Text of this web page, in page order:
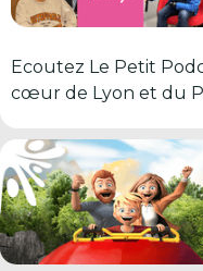
Ecoutez Le Petit
cœur de Lyon et du